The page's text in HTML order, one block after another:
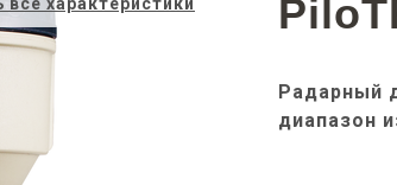
Радарный
диапазон